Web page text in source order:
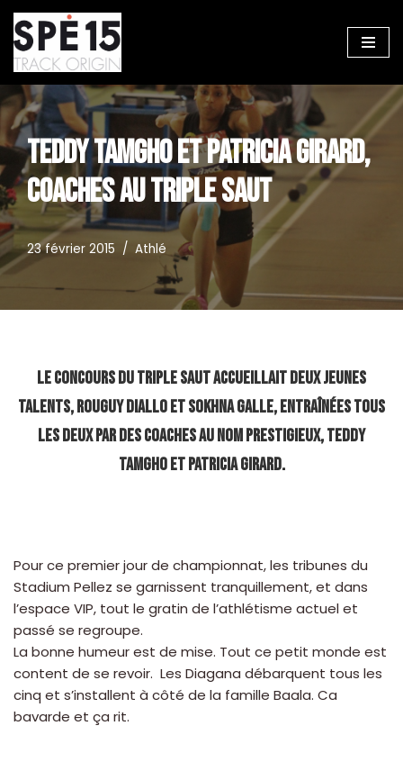
Aller
au
contenu
TEDDY TAMGHO ET PATRICIA GIRARD,
COACHES AU TRIPLE SAUT
23 février 2015 Athlé
Le concours du triple saut accueillait deux jeunes
talents, Rouguy Diallo et Sokhna Galle, entraînées tous
les deux par des coaches au nom prestigieux, Teddy
Tamgho et Patricia Girard.
Pour ce premier jour de championnat, les tribunes du
Stadium Pellez se garnissent tranquillement, et dans
l’espace VIP, tout le gratin de l’athlétisme actuel et
passé se regroupe.
La bonne humeur est de mise. Tout ce petit monde est
content de se revoir. Les Diagana débarquent tous les
cinq et s’installent à côté de la famille Baala. Ca
bavarde et ça rit.